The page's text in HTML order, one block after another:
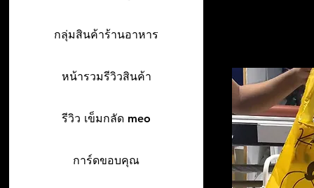
กลุ่มสินค้าร้านอาหาร
หน้ารวมรีวิวสินค้า
รีวิว เข็มกลัด meo
การ์ดขอบคุณ